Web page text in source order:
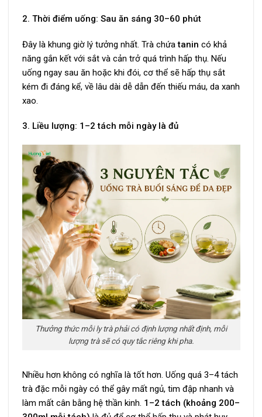
2. Thời điểm uống: Sau ăn sáng 30–60 phút
Đây là khung giờ lý tưởng nhất. Trà chứatanin có khả
năng gắn kết với sắt và cản trở quá trình hấp thụ. Nếu
uống ngay sau ăn hoặc khi đói, cơ thể sẽ hấp thụ sắt
kém đi đáng kể, về lâu dài dễ dẫn đến thiếu máu, da xanh
xao.
3. Liều lượng: 1–2 tách mỗi ngày là đủ
Thưởng thức mỗi ly trà phải có định lượng nhất định, mỗi
lượng trà sẽ có quy tắc riêng khi pha.
Nhiều hơn không có nghĩa là tốt hơn. Uống quá 3–4 tách
trà đặc mỗi ngày có thể gây mất ngủ, tim đập nhanh và
làm mất cân bằng hệ thần kinh. 1–2 tách (khoảng 200–